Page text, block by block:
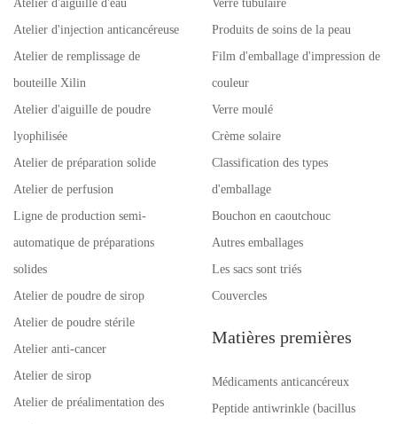
Atelier d'aiguille d'eau
Atelier d'injection anticancéreuse
Atelier de remplissage de
bouteille Xilin
Atelier d'aiguille de poudre
lyophilisée
Atelier de préparation solide
Atelier de perfusion
Ligne de production semi-
automatique de préparations
solides
Atelier de poudre de sirop
Atelier de poudre stérile
Atelier anti-cancer
Atelier de sirop
Atelier de préalimentation des
Verre tubulaire
Produits de soins de la peau
Film d'emballage d'impression de
couleur
Verre moulé
Crème solaire
Classification des types
d'emballage
Bouchon en caoutchouc
Autres emballages
Les sacs sont triés
Couvercles
Matières premières
Médicaments anticancéreux
Peptide antiwrinkle (bacillus